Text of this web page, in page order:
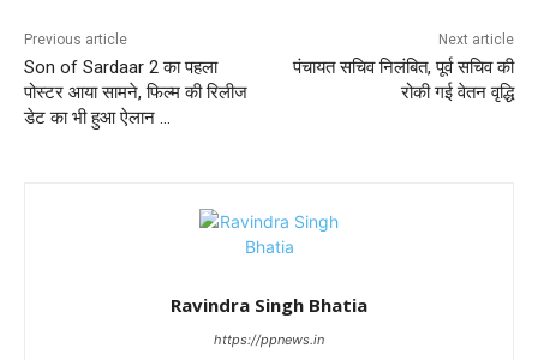
Previous article
Son of Sardaar 2 का पहला
पोस्टर आया सामने, फिल्म की रिलीज
डेट का भी हुआ ऐलान …
Next article
पंचायत सचिव निलंबित, पूर्व सचिव की
रोकी गई वेतन वृद्धि
Ravindra Singh Bhatia
https://ppnews.in